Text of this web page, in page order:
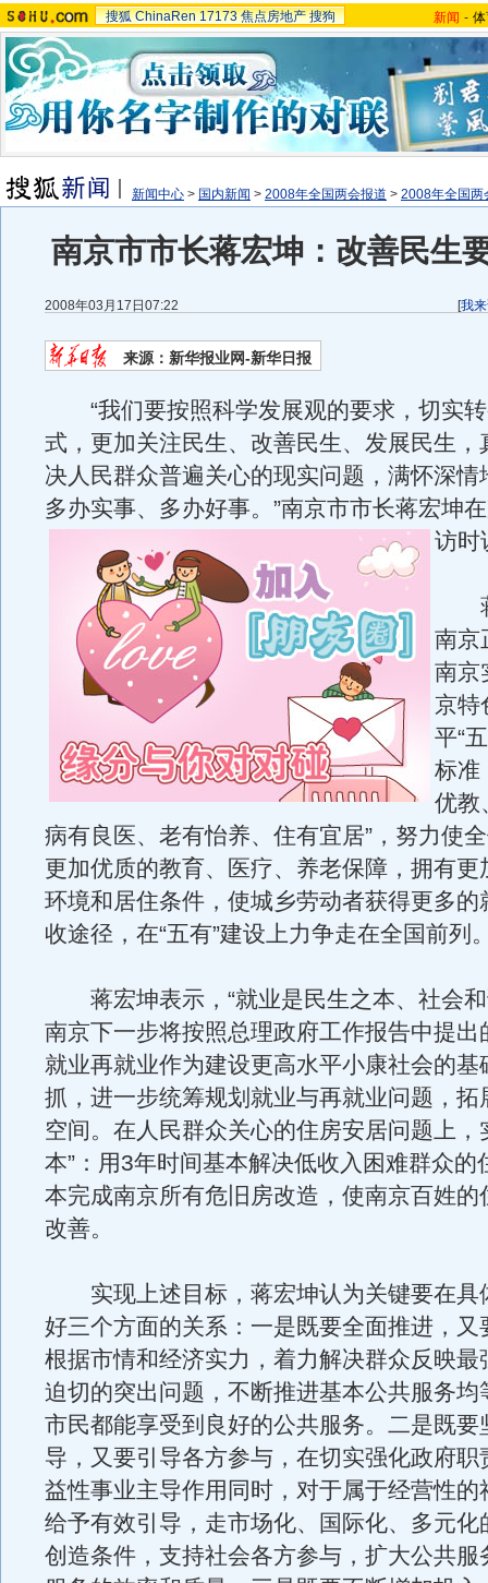
搜狐 ChinaRen 17173 焦点房地产 搜狗 新闻 -
新闻中心 > 国内新闻 > 2008年全国两会报道 > 2008年全国两
南京市市长蒋宏坤：改善民生
2008年03月17日07:22 [我
来源：新华报业网-新华日报
“我们要按照科学发展观的要求，切实转
式，更加关注民生、改善民生、发展民生，
决人民群众普遍关心的现实问题，满怀深情
多办实事、多办好事。”南京市市长蒋宏坤
访时
蒋
南京
南京
京特
平“
标准
优教
病有良医、老有怡养、住有宜居”，努力使
更加优质的教育、医疗、养老保障，拥有更
环境和居住条件，使城乡劳动者获得更多的
收途径，在“五有”建设上力争走在全国前列
蒋宏坤表示，“就业是民生之本、社会和
南京下一步将按照总理政府工作报告中提出
就业再就业作为建设更高水平小康社会的基
抓，进一步统筹规划就业与再就业问题，拓
空间。在人民群众关心的住房安居问题上，
本”：用3年时间基本解决低收入困难群众的
本完成南京所有危旧房改造，使南京百姓的
改善。
实现上述目标，蒋宏坤认为关键要在具
好三个方面的关系：一是既要全面推进，又
根据市情和经济实力，着力解决群众反映最
迫切的突出问题，不断推进基本公共服务均
市民都能享受到良好的公共服务。二是既要
导，又要引导各方参与，在切实强化政府职
益性事业主导作用同时，对于属于经营性的
给予有效引导，走市场化、国际化、多元化
创造条件，支持社会各方参与，扩大公共服